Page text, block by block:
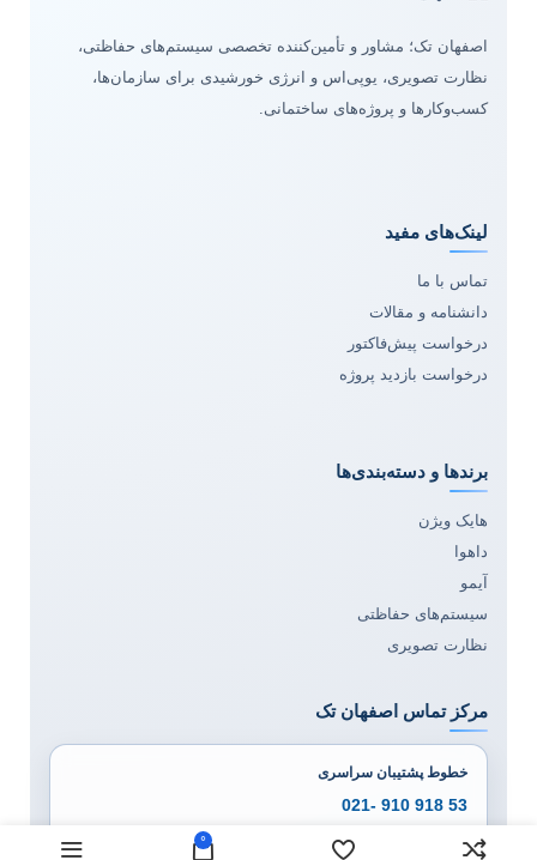
اصفهان تک؛ مشاور و تأمین‌کننده تخصصی سیستم‌های حفاظتی،
نظارت تصویری، یوپی‌اس و انرژی خورشیدی برای سازمان‌ها،
کسب‌وکارها و پروژه‌های ساختمانی.
لینک‌های مفید
تماس با ما
دانشنامه و مقالات
درخواست پیش‌فاکتور
درخواست بازدید پروژه
برندها و دسته‌بندی‌ها
هایک ویژن
داهوا
آیمو
سیستم‌های حفاظتی
نظارت تصویری
مرکز تماس اصفهان تک
خطوط پشتیبان سراسری
53 918 910 -021
54 918 910 -021
0